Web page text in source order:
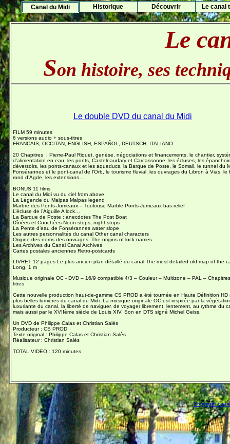
Canal du Midi Historique Découvrir Le canal
Le
Son histoire, ses
Le double DVD du canal du Midi
FILM 59 minutes
6 versions audio + sous-titres
FRANÇAIS, OCCITAN, ENGLISH, ESPAÑOL, DEUTSCH, ITALIANO
20 Chapitres : Pierre-Paul Riquet, genèse, négociations et financements, le chantier,
d’alimentation en eau, les ponts, Castelnaudary et Carcassonne, les écluses, les
déversoirs, les ponts-canaux et les aqueducs, la Barque de Poste, le Somail, le tunnel du
Fonsérannes et le pont-canal de l’Orb, le tourisme fluvial, les ouvrages du Libron à Vias, le
rond d’Agde, les extensions…
BONUS 11 films
Le canal du Midi vu du ciel from above
La Légende du Malpas Malpas legend
Marbre des Ponts-Jumeaux – Toulouse Marble Ponts-Jumeaux bas-relief
L’écluse de l’Aiguille A lock…
La Barque de Poste : anecdotes The Post Boat
Dînées et Couchées Noon stops, night stops
La Pente d’eau de Fonsérannes water slope
Les autres personnalités du canal Other canal characters
Origine des noms des ouvrages The origins of lock names
Les Archives du Canal Canal Archives
Cartes postales anciennes Retro-postcards
LIVRET 12 pages Le plus ancien plan détaillé du canal The most detailed old map of the
Long. 1 m
Musique originale OC - DVD – 16/9 compatible 4/3 – Couleur – Multizone – PAL –
titres
Cette nouvelle production haut-de-gamme CS PROD a été tournée en Haute Définition HD
plus belles lumières du canal du Midi. La musique originale OC est inspirée par la
luxuriante du canal, la liberté de naviguer, de voyager librement, lentement, au rythme du
mais aussi par le XVIIème siècle de Louis XIV. Son en DTS signé Michel Geiss.
Un DVD de Philippe Calas et Christian Salès
Producteur : CS PROD
Texte original : Philippe Calas et Christian Salès
Réalisateur : Christian Salès
TOTAL VIDEO : 120 minutes
Copyright